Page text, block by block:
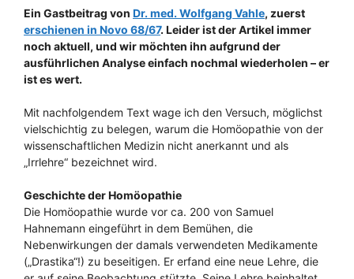
Ein Gastbeitrag von Dr. med. Wolfgang Vahle, zuerst
erschienen in Novo 68/67. Leider ist der Artikel immer
noch aktuell, und wir möchten ihn aufgrund der
ausführlichen Analyse einfach nochmal wiederholen – er
ist es wert.
Mit nachfolgendem Text wage ich den Versuch, möglichst
vielschichtig zu belegen, warum die Homöopathie von der
wissenschaftlichen Medizin nicht anerkannt und als
„Irrlehre“ bezeichnet wird.
Geschichte der Homöopathie
Die Homöopathie wurde vor ca. 200 von Samuel
Hahnemann eingeführt in dem Bemühen, die
Nebenwirkungen der damals verwendeten Medikamente
(„Drastika“!) zu beseitigen. Er erfand eine neue Lehre, die